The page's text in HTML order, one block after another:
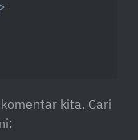
>
kita. Cari